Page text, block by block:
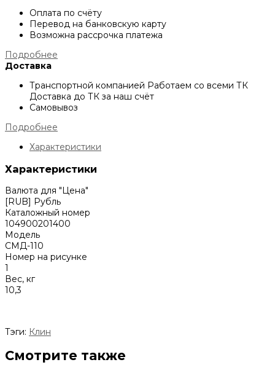
Оплата по счёту
Перевод на банковскую карту
Возможна рассрочка платежа
Подробнее
Доставка
Транспортной компанией Работаем со всеми ТК
Доставка до ТК за наш счёт
Самовывоз
Подробнее
Характеристики
Характеристики
Валюта для "Цена"
[RUB] Рубль
Каталожный номер
104900201400
Модель
СМД-110
Номер на рисунке
1
Вес, кг
10,3
Тэги: Клин
Смотрите также